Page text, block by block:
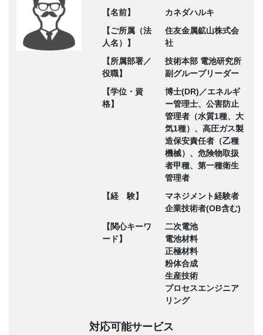
【名前】
カネダハルキ
【ご所属（法
人名）】
住友金属鉱山株式会
社
【所属部署／
役職】
技術本部 電池研究所
副グループリーダー
【学位・資
格】
博士(DR)／エネルギ
ー管理士、公害防止
管理者（水質1種、大
気1種）、高圧ガス製
造保安責任者（乙種
機械）、危険物取扱
者甲種、第一種衛生
管理者
【経 験】
マネジメント経験者
企業技術者(OB含む)
【関心キーワ
ード】
二次電池
電池材料
正極材料
粉体合成
生産技術
プロセスエンジニア
リング
対応可能サービス